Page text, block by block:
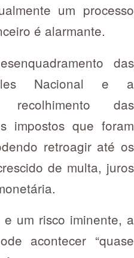
um processo
é alarmante.
das
Nacional e a
recolhimento das
impostos que foram
retroagir até os
de multa, juros
um risco iminente, a
acontecer “quase